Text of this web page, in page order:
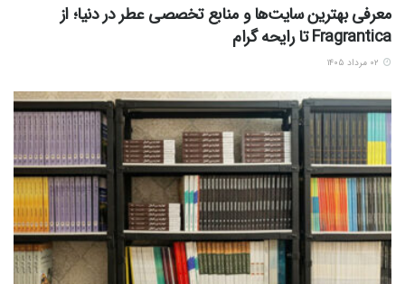
معرفی بهترین سایت‌ها و منابع تخصصی عطر در دنیا؛ از
Fragrantica تا رایحه گرام